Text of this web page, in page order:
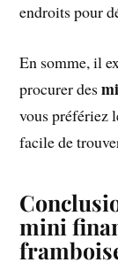
endroits pour
En somme, il
procurer des
vous préfériez
facile de
mini